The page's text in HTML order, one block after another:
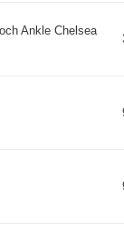
Ankle Chelsea